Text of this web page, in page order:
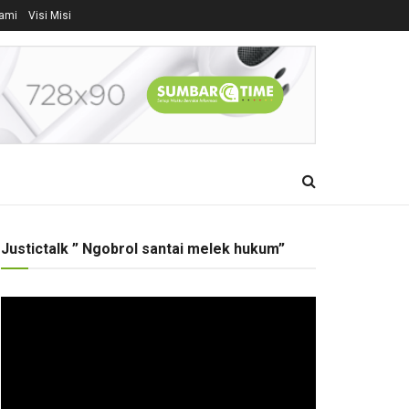
Visi Misi
Justictalk ” Ngobrol santai melek hukum”